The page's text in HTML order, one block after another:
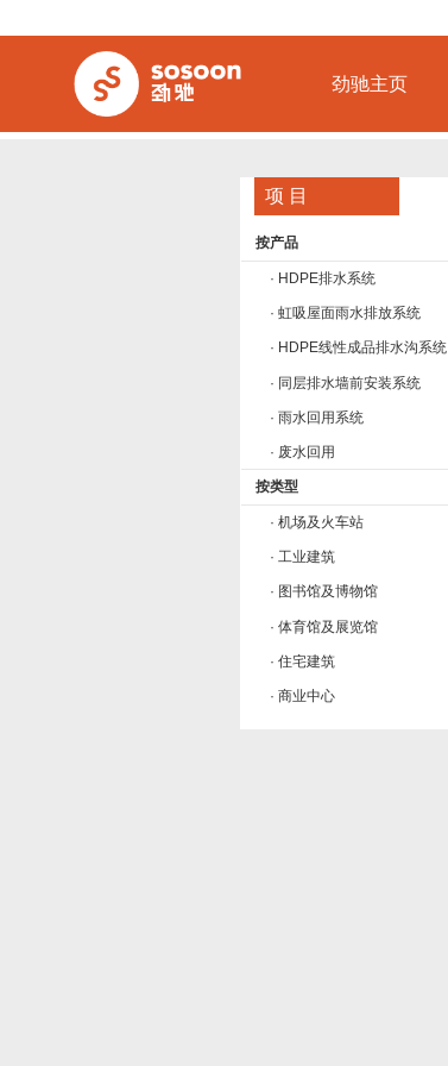
劲驰主页
项 目
按产品
· HDPE排水系统
· 虹吸屋面雨水排放系统
· HDPE线性成品排水沟系统
· 同层排水墙前安装系统
· 雨水回用系统
· 废水回用
按类型
· 机场及火车站
· 工业建筑
· 图书馆及博物馆
· 体育馆及展览馆
· 住宅建筑
· 商业中心